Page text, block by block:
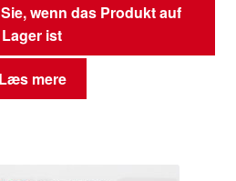
wenn das Produkt auf
Lager ist
Læs mere